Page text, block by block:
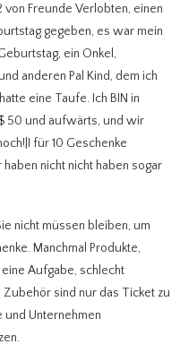
von Freunde Verlobten, einen
gegeben, es war mein
ein Onkel,
anderen Pal Kind, dem ich
eine Taufe. Ich BIN in
50 und aufwärts, und wir
für 10 Geschenke
nicht nicht haben sogar
nicht müssen bleiben, um
Manchmal Produkte,
Aufgabe, schlecht
sind nur das Ticket zu
und Unternehmen